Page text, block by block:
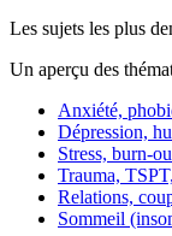
Les sujets les plus
Un aperçu des
Anxiété,
Dépression,
Stress, burn-
Trauma,
Relations,
Sommeil